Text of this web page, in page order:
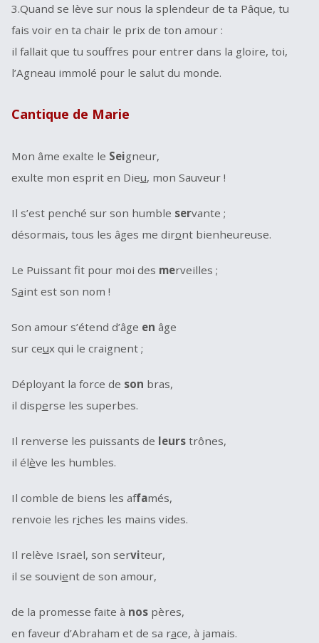
3.Quand se lève sur nous la splendeur de ta Pâque, tu
fais voir en ta chair le prix de ton amour :
il fallait que tu souffres pour entrer dans la gloire, toi,
l’Agneau immolé pour le salut du monde.
Cantique de Marie
Mon âme exalte le Seigneur,
exulte mon esprit en Dieu, mon Sauveur !
Il s’est penché sur son humble servante ;
désormais, tous les âges me diront bienheureuse.
Le Puissant fit pour moi des merveilles ;
Saint est son nom !
Son amour s’étend d’âge en âge
sur ceux qui le craignent ;
Déployant la force de son bras,
il disperse les superbes.
Il renverse les puissants de leurstrônes,
il élève les humbles.
Il comble de biens les affamés,
renvoie les riches les mains vides.
Il relève Israël, son serviteur,
il se souvient de son amour,
de la promesse faite à nospères,
en faveur d’Abraham et de sa race, à jamais.